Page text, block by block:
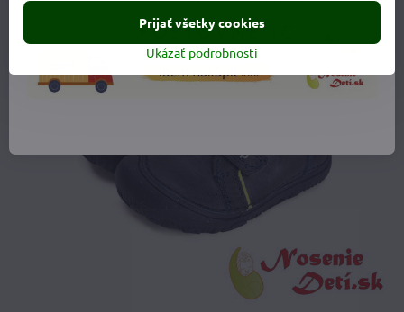
Ukázať podrobnosti
Prijať všetky cookies